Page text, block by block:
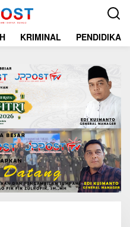
KRIMINAL PENDIDIKAN